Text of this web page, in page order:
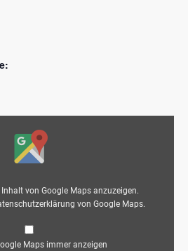
von Google Maps anzuzeigen.
von Google Maps.
Maps immer anzeigen